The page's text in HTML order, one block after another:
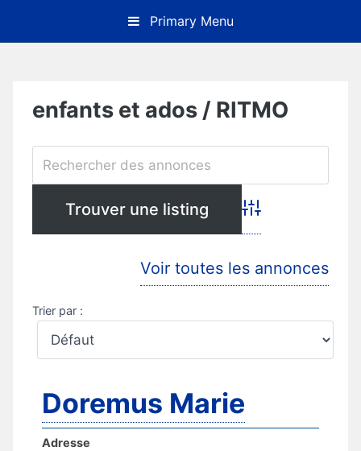
content
Primary Menu
enfants et ados / RITMO
Advanced Search
Voir toutes les annonces
Trier par :
Doremus Marie
Adresse